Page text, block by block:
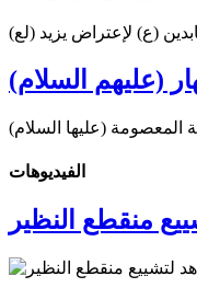
(ع) لإعتراض يزيد (لع)
(عليهم السلام)
المعصومة (عليها السلام)
الفیدیوهات
منقطع النظير